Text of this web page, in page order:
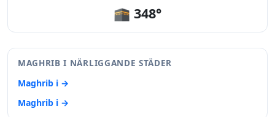
🕋 348°
MAGHRIB I NÄRLIGGANDE STÄDER
Maghrib i →
Maghrib i →